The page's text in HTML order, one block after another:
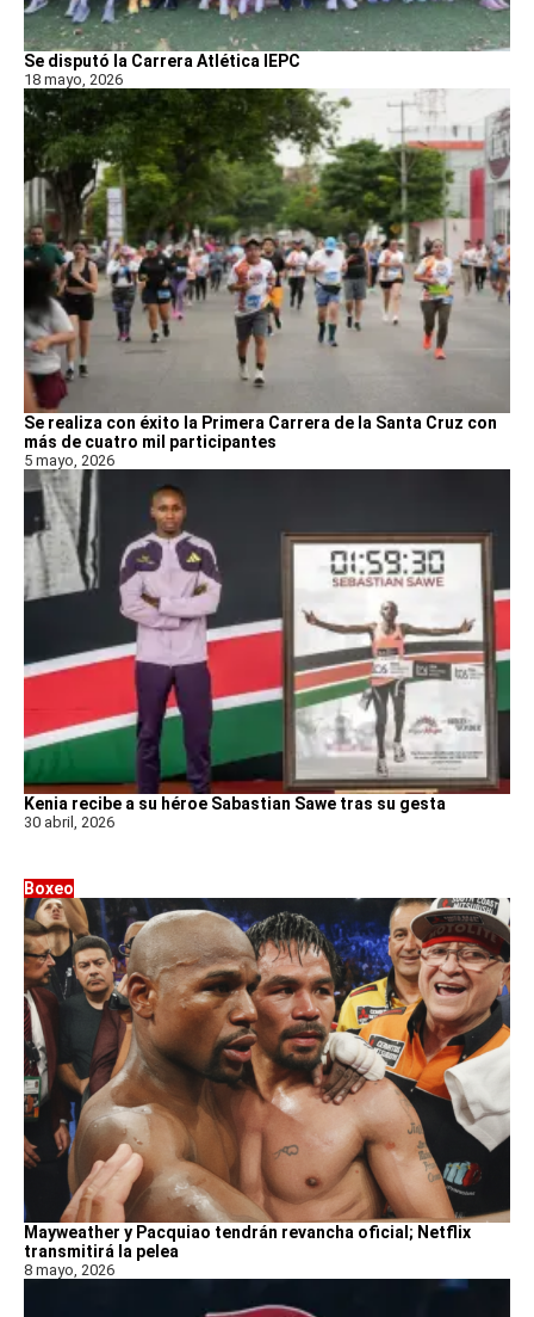
Se disputó la Carrera Atlética IEPC
18 mayo, 2026
Se realiza con éxito la Primera Carrera de la Santa Cruz con
más de cuatro mil participantes
5 mayo, 2026
Kenia recibe a su héroe Sabastian Sawe tras su gesta
30 abril, 2026
Boxeo
Mayweather y Pacquiao tendrán revancha oficial; Netflix
transmitirá la pelea
8 mayo, 2026